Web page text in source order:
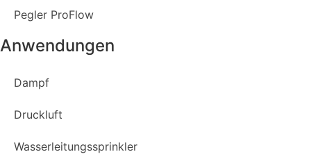
Pegler ProFlow
Anwendungen
Dampf
Druckluft
Wasserleitungssprinkler